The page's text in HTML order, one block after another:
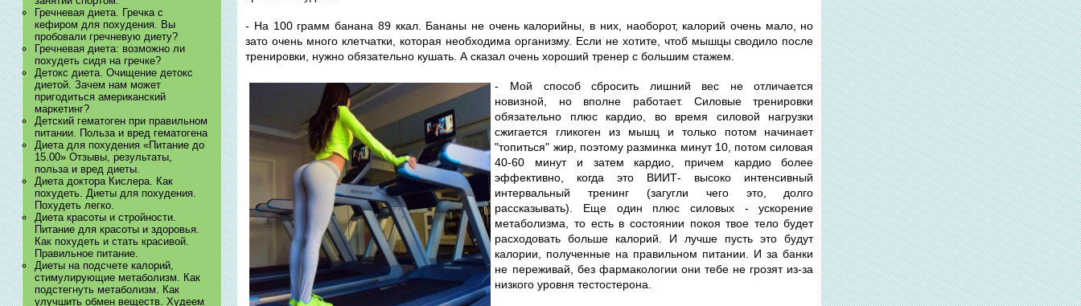
Гречневая диета. Гречка с
кефиром для похудения. Вы
пробовали гречневую диету?
Гречневая диета: возможно ли
похудеть сидя на гречке?
Детокс диета. Очищение детокс
диетой. Зачем нам может
пригодиться американский
маркетинг?
Детский гематоген при правильном
питании. Польза и вред гематогена
Диета для похудения «Питание до
15.00» Отзывы, результаты,
польза и вред диеты.
Диета доктора Кислера. Как
похудеть. Диеты для похудения.
Похудеть легко.
Диета красоты и стройности.
Питание для красоты и здоровья.
Как похудеть и стать красивой.
Правильное питание.
Диеты на подсчете калорий,
стимулирующие метаболизм. Как
подстегнуть метаболизм. Как
улучшить обмен веществ. Худеем
- На 100 грамм банана 89 ккал. Бананы не очень калорийны, в них, наоборот, калорий очень мало, но
зато очень много клетчатки, которая необходима организму. Если не хотите, чтоб мышцы сводило после
тренировки, нужно обязательно кушать. А сказал очень хороший тренер с большим стажем.
- Мой способ сбросить лишний вес не отличается
новизной, но вполне работает. Силовые тренировки
обязательно плюс кардио, во время силовой нагрузки
сжигается гликоген из мышц и только потом начинает
"топиться" жир, поэтому разминка минут 10, потом силовая
40-60 минут и затем кардио, причем кардио более
эффективно, когда это ВИИТ- высоко интенсивный
интервальный тренинг (загугли чего это, долго
рассказывать). Еще один плюс силовых - ускорение
метаболизма, то есть в состоянии покоя твое тело будет
расходовать больше калорий. И лучше пусть это будут
калории, полученные на правильном питании. И за банки
не переживай, без фармакологии они тебе не грозят из-за
низкого уровня тестостерона.